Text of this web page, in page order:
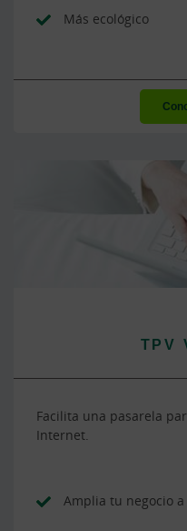
Más ecológico
TPV
Facilita una pasarela
Internet.
Amplia tu negocio